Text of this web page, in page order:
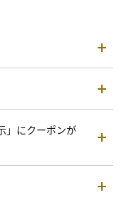
」にクーポンが